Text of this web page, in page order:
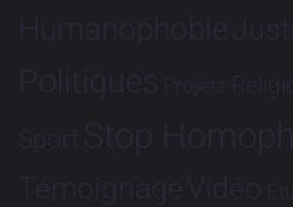
Humanophobie
Politiques Projets
Sport Stop
TémoignageVidéo